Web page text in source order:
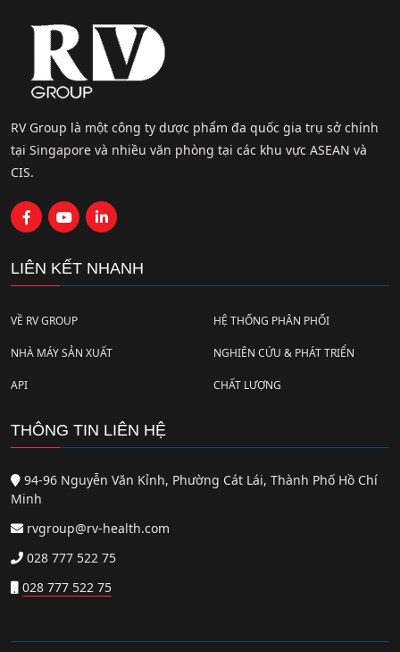
RV Group là một công ty dược phẩm đa quốc gia trụ sở chính
tại Singapore và nhiều văn phòng tại các khu vực ASEAN và
CIS.
LIÊN KẾT NHANH
VỀ RV GROUP HỆ THỐNG PHÂN PHỐI
NHÀ MÁY SẢN XUẤT NGHIÊN CỨU & PHÁT TRIỂN
API CHẤT LƯỢNG
THÔNG TIN LIÊN HỆ
94-96 Nguyễn Văn Kỉnh, Phường Cát Lái, Thành Phố Hồ Chí
Minh
rvgroup@rv-health.com
028 777 522 75
028 777 522 75